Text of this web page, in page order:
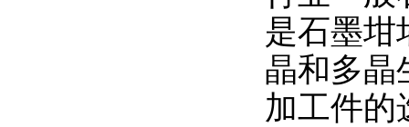
是石墨坩
晶和多晶
加工件的